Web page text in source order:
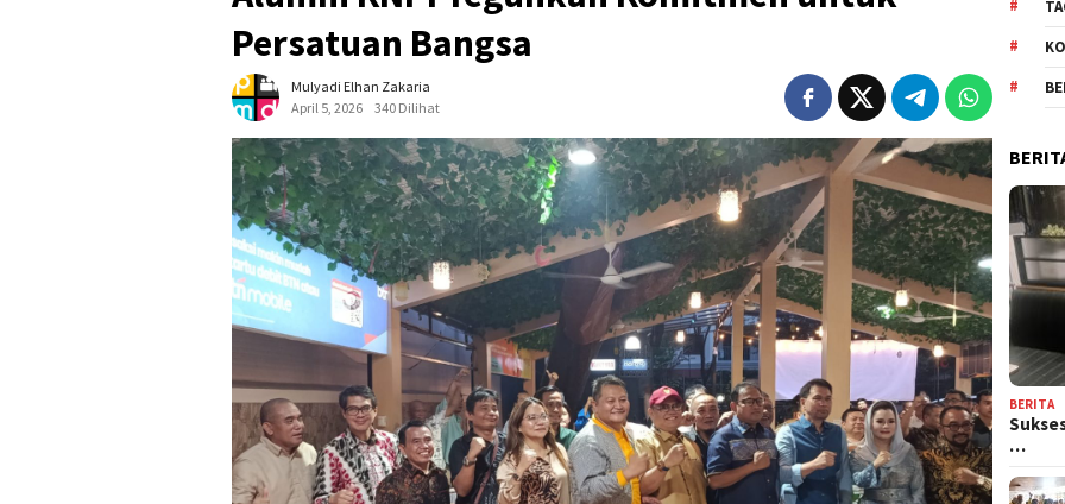
Persatuan Bangsa
Mulyadi Elhan Zakaria
April 5, 2026
340 Dilihat
BERITA
…